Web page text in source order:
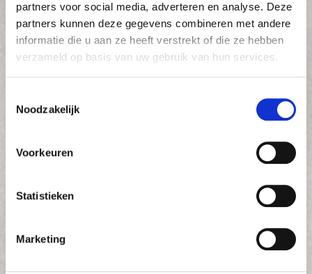
partners voor social media, adverteren en analyse. Deze
partners kunnen deze gegevens combineren met andere
informatie die u aan ze heeft verstrekt of die ze hebben
verzameld op basis van uw gebruik van hun services.
Noodzakelijk
Voorkeuren
Statistieken
Marketing